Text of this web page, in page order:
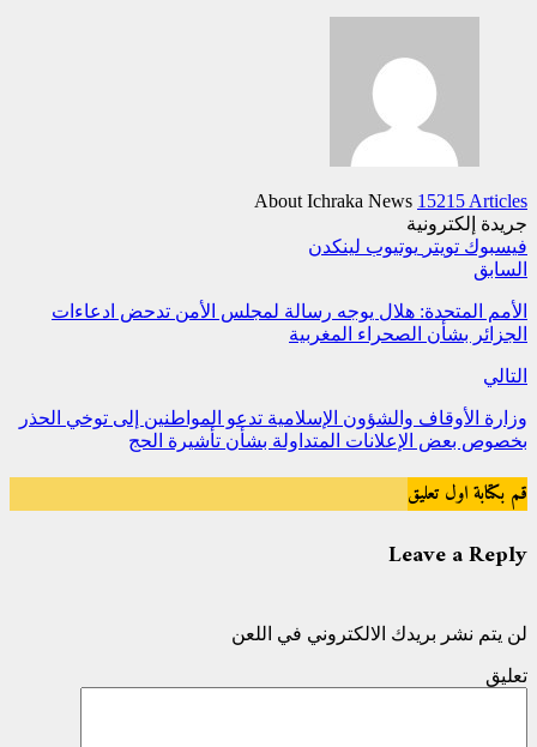
About Ichraka News 15215 Articles
جريدة إلكترونية
فيسبوك تويتر يوتيوب لينكدن
السابق
الأمم المتحدة: هلال يوجه رسالة لمجلس الأمن تدحض ادعاءات
الجزائر بشأن الصحراء المغربية
التالي
وزارة الأوقاف والشؤون الإسلامية تدعو المواطنين إلى توخي الحذر
بخصوص بعض الإعلانات المتداولة بشأن تأشيرة الحج
قم بكتابة اول تعليق
Leave a Reply
لن يتم نشر بريدك الالكتروني في اللعن
تعليق